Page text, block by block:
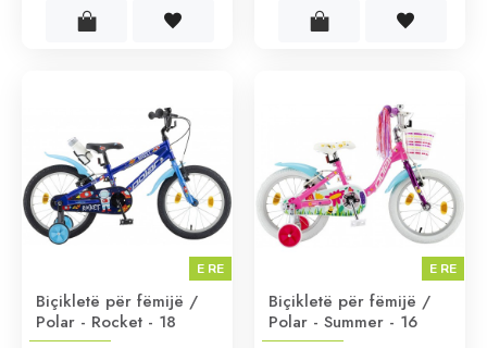
E RE
Biçikletë për fëmijë /
Polar - Rocket - 18
E RE
Biçikletë për fëmijë /
Polar - Summer - 16